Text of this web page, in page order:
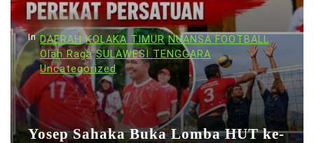
In DAERAH KOLAKA TIMUR NUANSA FOOTBALL
Olah Raga SULAWESI TENGGARA
Uncategorized
Yosep Sahaka Buka Lomba HUT ke-